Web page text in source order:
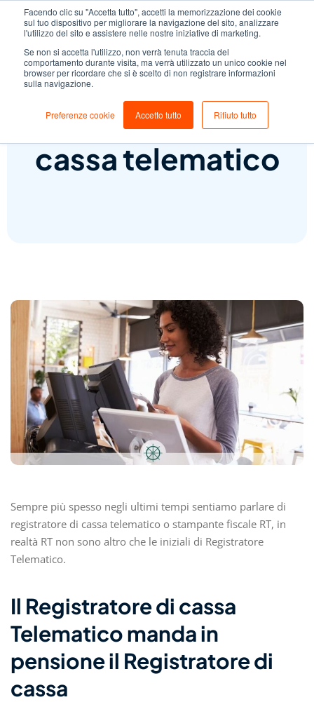
Facendo clic su "Accetta tutto", accetti la memorizzazione dei cookie
sul tuo dispositivo per migliorare la navigazione del sito, analizzare
l'utilizzo del sito e assistere nelle nostre iniziative di marketing.
Se non si accetta l'utilizzo, non verrà tenuta traccia del
comportamento durante visita, ma verrà utilizzato un unico cookie nel
browser per ricordare che si è scelto di non registrare informazioni
sulla navigazione.
Preferenze cookie Accetto tutto Rifiuto tutto
Il registratore di
cassa telematico
Sempre più spesso negli ultimi tempi sentiamo parlare di
registratore di cassa telematico o stampante fiscale RT, in
realtà RT non sono altro che le iniziali di Registratore
Telematico.
Il Registratore di cassa
Telematico manda in
pensione il Registratore di
cassa